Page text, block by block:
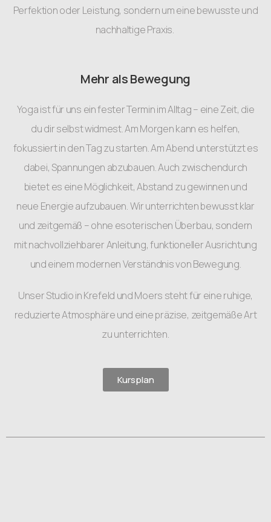
Perfektion oder Leistung, sondern um eine bewusste und
nachhaltige Praxis.
Mehr als Bewegung
Yoga ist für uns ein fester Termin im Alltag – eine Zeit, die
du dir selbst widmest. Am Morgen kann es helfen,
fokussiert in den Tag zu starten. Am Abend unterstützt es
dabei, Spannungen abzubauen. Auch zwischendurch
bietet es eine Möglichkeit, Abstand zu gewinnen und
neue Energie aufzubauen. Wir unterrichten bewusst klar
und zeitgemäß – ohne esoterischen Überbau, sondern
mit nachvollziehbarer Anleitung, funktioneller Ausrichtung
und einem modernen Verständnis von Bewegung.
Unser Studio in Krefeld und Moers steht für eine ruhige,
reduzierte Atmosphäre und eine präzise, zeitgemäße Art
zu unterrichten.
Kursplan